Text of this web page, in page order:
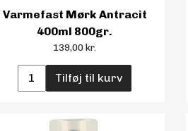
Varmefast Mørk Antracit
400ml 800gr.
139,00 kr.
Tilføj til kurv